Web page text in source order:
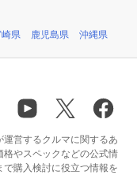
県 鹿児島県 沖縄県
営するクルマに関するあ
格やスペックなどの公式情
購入検討に役立つ情報を